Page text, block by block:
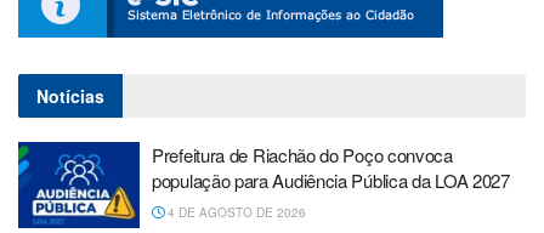
Notícias
Prefeitura de Riachão do Poço convoca
população para Audiência Pública da LOA 2027
4 DE AGOSTO DE 2026